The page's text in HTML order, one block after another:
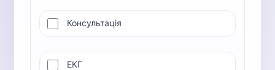
Консультація
ЕКГ